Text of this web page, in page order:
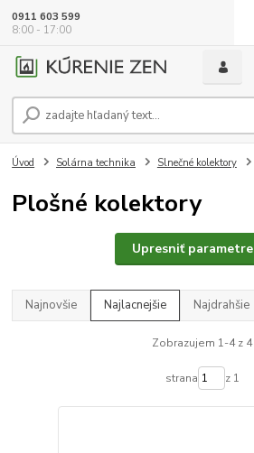
0911 603 599
8:00 - 17:00
Úvod Solárna technika Slnečné kolektory
Plošné kolektory
Upresniť parametre
Najnovšie Najlacnejšie Najdrahšie
Zobrazujem 1-4 z 4
strana z 1